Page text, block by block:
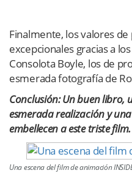
Finalmente, los valores
excepcionales gracias a
Consolota Boyle, los de
esmerada fotografía de
Conclusión: Un buen
esmerada realización y
embellecen a este triste film.
Una escena del film de animación